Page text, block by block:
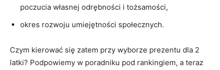
poczucia własnej odrębności i tożsamości,
okres rozwoju umiejętności społecznych.
Czym kierować się zatem przy wyborze prezentu dla 2
latki? Podpowiemy w poradniku pod rankingiem, a teraz